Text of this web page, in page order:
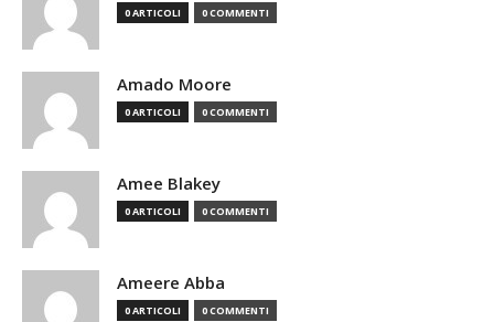
0 ARTICOLI 0 COMMENTI
Amado Moore
0 ARTICOLI 0 COMMENTI
Amee Blakey
0 ARTICOLI 0 COMMENTI
Ameere Abba
0 ARTICOLI 0 COMMENTI